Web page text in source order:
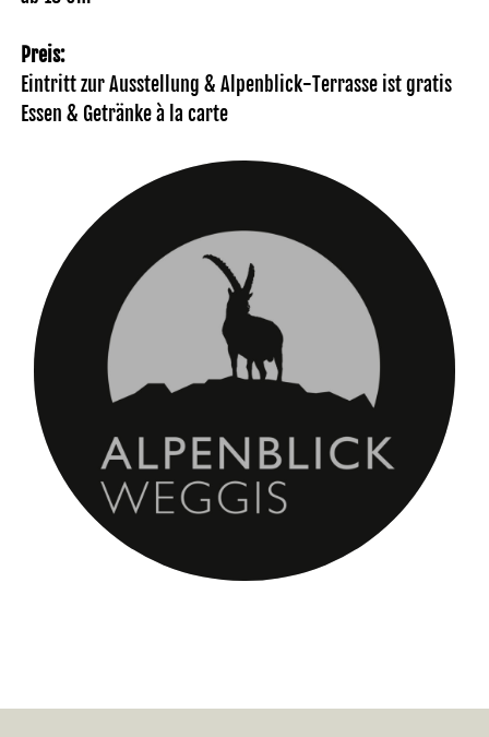
Preis:
Eintritt zur Ausstellung & Alpenblick-Terrasse ist gratis
Essen & Getränke à la carte